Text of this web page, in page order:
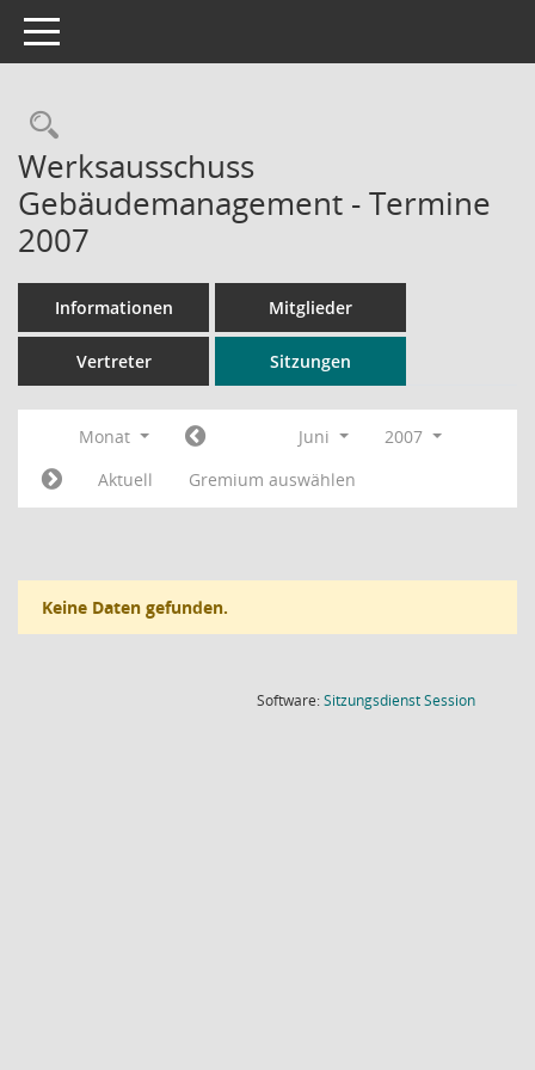
Toggle navigation
Rechercheauswahl
Werksausschuss
Gebäudemanagement - Termine
2007
Informationen Mitglieder
Vertreter Sitzungen
Monat Juni
2007
Aktuell
Gremium auswählen
Keine Daten gefunden.
Software:SitzungsdienstSession(Wird in